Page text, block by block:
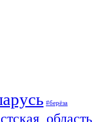
#берёза